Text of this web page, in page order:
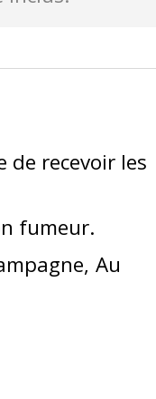
de recevoir les
fumeur
Au